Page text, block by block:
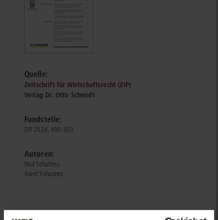
Quelle:
Zeitschrift für Wirtschaftsrecht (ZIP)
Verlag Dr. Otto Schmidt
Fundstelle:
ZIP 2024, 490-503
Autoren:
Paul Schultess
Awet Yohannes